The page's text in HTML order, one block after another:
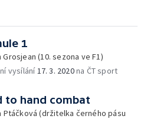
1
Grosjean (10. sezona ve F1)
vysílání17. 3. 2020na ČT sport
to hand combat
Ptáčková (držitelka černého pásu